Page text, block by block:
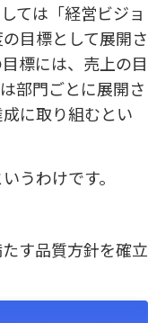
ては「経営ビジョ
目標として展開さ
標には、売上の目
部門ごとに展開さ
に取り組むとい
うわけです。
す品質方針を確立